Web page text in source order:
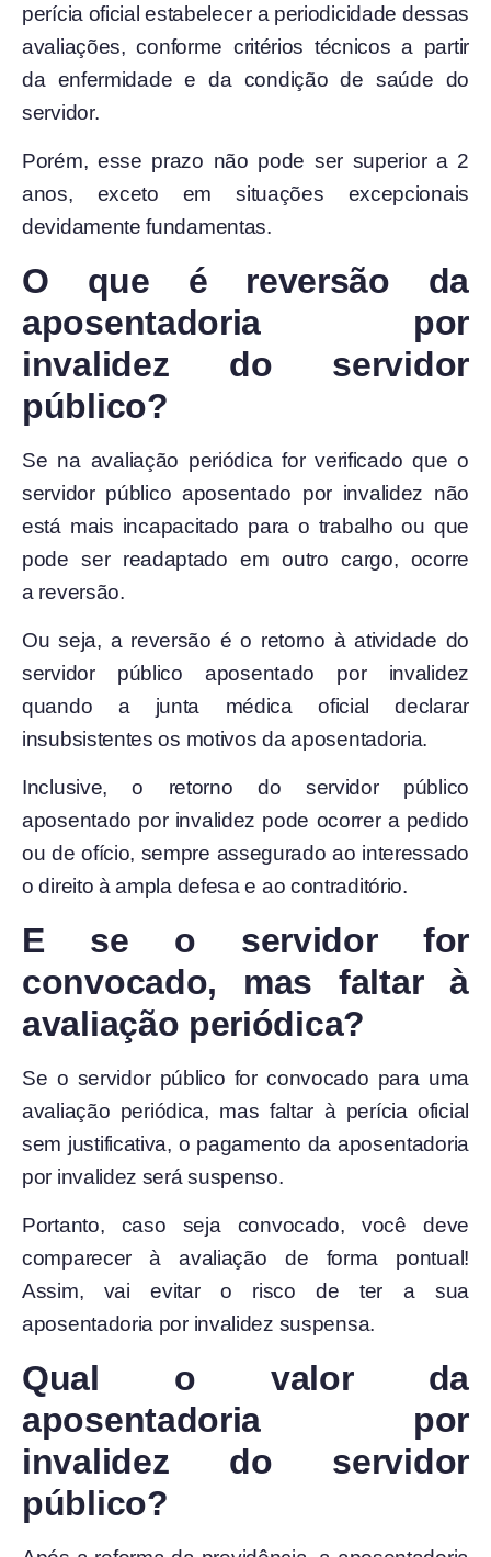
perícia oficial estabelecer a periodicidade dessas
avaliações, conforme critérios técnicos a partir
da enfermidade e da condição de saúde do
servidor.
Porém, esse prazo não pode ser superior a 2
anos, exceto em situações excepcionais
devidamente fundamentas.
O que é reversão da
aposentadoria por
invalidez do servidor
público?
Se na avaliação periódica for verificado que o
servidor público aposentado por invalidez não
está mais incapacitado para o trabalho ou que
pode ser readaptado em outro cargo, ocorre
a reversão.
Ou seja, a reversão é o retorno à atividade do
servidor público aposentado por invalidez
quando a junta médica oficial declarar
insubsistentes os motivos da aposentadoria.
Inclusive, o retorno do servidor público
aposentado por invalidez pode ocorrer a pedido
ou de ofício, sempre assegurado ao interessado
o direito à ampla defesa e ao contraditório.
E se o servidor for
convocado, mas faltar à
avaliação periódica?
Se o servidor público for convocado para uma
avaliação periódica, mas faltar à perícia oficial
sem justificativa, o pagamento da aposentadoria
por invalidez será suspenso.
Portanto, caso seja convocado, você deve
comparecer à avaliação de forma pontual!
Assim, vai evitar o risco de ter a sua
aposentadoria por invalidez suspensa.
Qual o valor da
aposentadoria por
invalidez do servidor
público?